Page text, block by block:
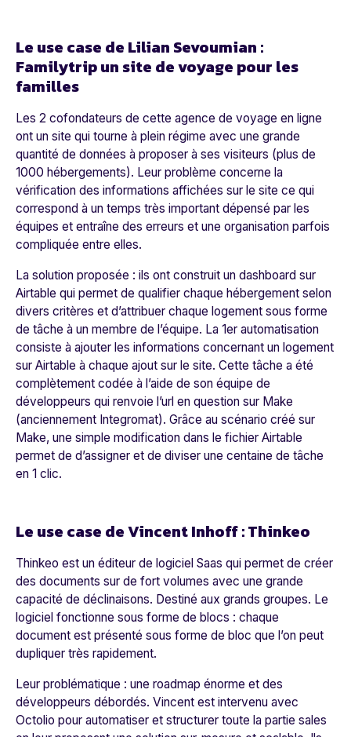
Le use case de Lilian Sevoumian :
Familytrip un site de voyage pour les
familles
Les 2 cofondateurs de cette agence de voyage en ligne
ont un site qui tourne à plein régime avec une grande
quantité de données à proposer à ses visiteurs (plus de
1000 hébergements). Leur problème concerne la
vérification des informations affichées sur le site ce qui
correspond à un temps très important dépensé par les
équipes et entraîne des erreurs et une organisation parfois
compliquée entre elles.
La solution proposée : ils ont construit un dashboard sur
Airtable qui permet de qualifier chaque hébergement selon
divers critères et d’attribuer chaque logement sous forme
de tâche à un membre de l’équipe. La 1er automatisation
consiste à ajouter les informations concernant un logement
sur Airtable à chaque ajout sur le site. Cette tâche a été
complètement codée à l’aide de son équipe de
développeurs qui renvoie l’url en question sur Make
(anciennement Integromat). Grâce au scénario créé sur
Make, une simple modification dans le fichier Airtable
permet de d’assigner et de diviser une centaine de tâche
en 1 clic.
Le use case de Vincent Inhoff : Thinkeo
Thinkeo est un éditeur de logiciel Saas qui permet de créer
des documents sur de fort volumes avec une grande
capacité de déclinaisons. Destiné aux grands groupes. Le
logiciel fonctionne sous forme de blocs : chaque
document est présenté sous forme de bloc que l’on peut
dupliquer très rapidement.
Leur problématique : une roadmap énorme et des
développeurs débordés. Vincent est intervenu avec
Octolio pour automatiser et structurer toute la partie sales